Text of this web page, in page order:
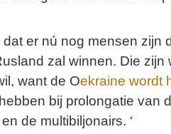
dat er nú nog mensen zijn
zal winnen. Die zijn
want de Oekraine wordt
bij prolongatie van
de multibiljonairs. ‘